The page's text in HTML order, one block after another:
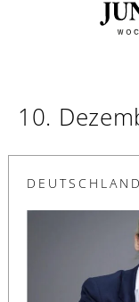
10.
DEUTSCHLAND